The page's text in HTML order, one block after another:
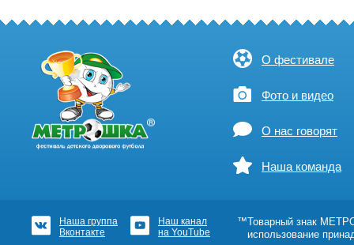
О фестивале
Фото и видео
О нас говорят
Наша команда
Наша группа
Вконтакте
Наш канал
на YouTube
™Товарный знак
использование